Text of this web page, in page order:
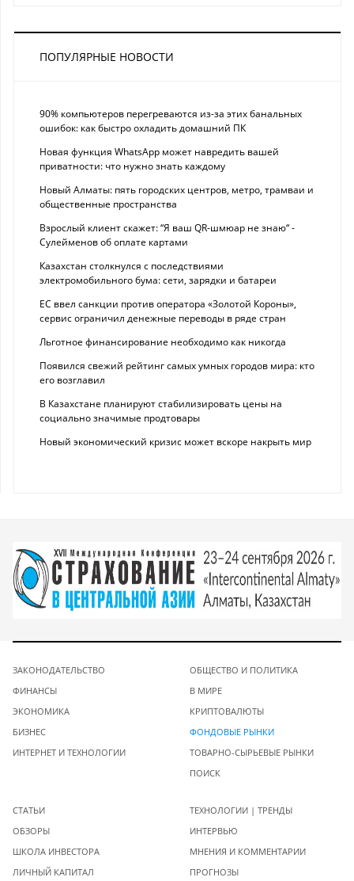
ПОПУЛЯРНЫЕ НОВОСТИ
90% компьютеров перегреваются из-за этих банальных
ошибок: как быстро охладить домашний ПК
Новая функция WhatsApp может навредить вашей
приватности: что нужно знать каждому
Новый Алматы: пять городских центров, метро, трамваи и
общественные пространства
Взрослый клиент скажет: “Я ваш QR-шмюар не знаю“ -
Сулейменов об оплате картами
Казахстан столкнулся с последствиями
электромобильного бума: сети, зарядки и батареи
ЕС ввел санкции против оператора «Золотой Короны»,
сервис ограничил денежные переводы в ряде стран
Льготное финансирование необходимо как никогда
Появился свежий рейтинг самых умных городов мира: кто
его возглавил
В Казахстане планируют стабилизировать цены на
социально значимые продтовары
Новый экономический кризис может вскоре накрыть мир
ЗАКОНОДАТЕЛЬСТВО
ФИНАНСЫ
ЭКОНОМИКА
БИЗНЕС
ИНТЕРНЕТ И ТЕХНОЛОГИИ
ОБЩЕСТВО И ПОЛИТИКА
В МИРЕ
КРИПТОВАЛЮТЫ
ФОНДОВЫЕ РЫНКИ
ТОВАРНО-СЫРЬЕВЫЕ РЫНКИ
ПОИСК
СТАТЬИ
ОБЗОРЫ
ШКОЛА ИНВЕСТОРА
ЛИЧНЫЙ КАПИТАЛ
ТЕХНОЛОГИИ | ТРЕНДЫ
ИНТЕРВЬЮ
МНЕНИЯ И КОММЕНТАРИИ
ПРОГНОЗЫ